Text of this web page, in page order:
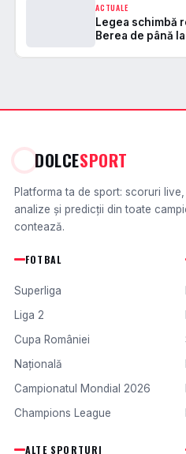
ACTUALE
Legea schimbă
Berea de până
DOLCESPORT
Platforma ta de sport: scoruri live,
analize și predicții din toate
contează.
FOTBAL
Superliga
Liga 2
Cupa României
Națională
Campionatul Mondial 2026
Champions League
ALTE SPORTURI